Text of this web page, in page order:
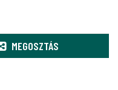
MEGOSZTÁS